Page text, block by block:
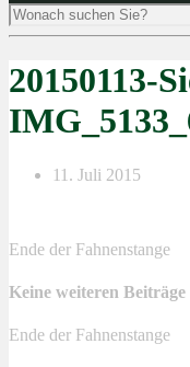
20150113-
11. Juli 2015
Ende der Fahnenstange
Keine weiteren Beiträge
Ende der Fahnenstange